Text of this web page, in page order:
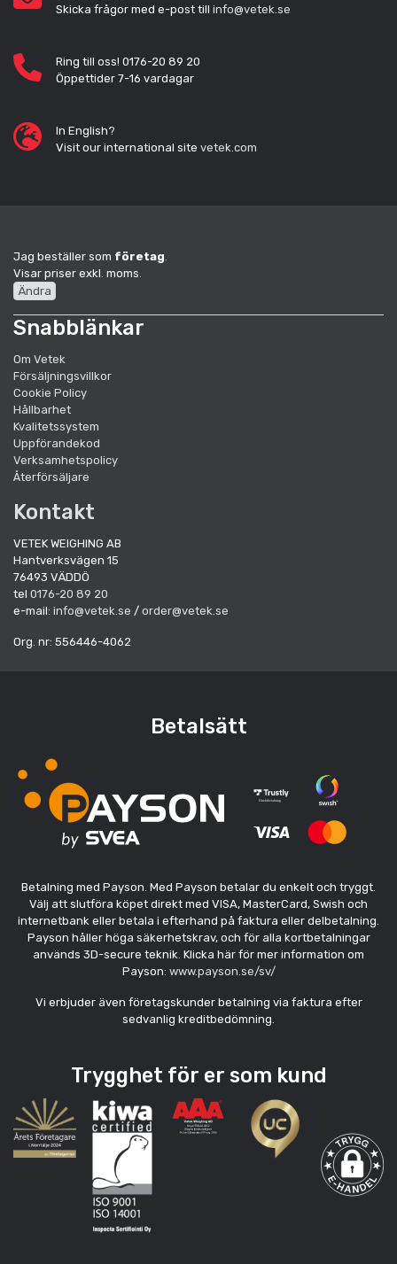
Skicka frågor med e-post till info@vetek.se
Ring till oss! 0176-20 89 20
Öppettider 7-16 vardagar
In English?
Visit our international site vetek.com
Jag beställer som företag
Visar priser exkl. moms.
Ändra
Snabblänkar
Om Vetek
Försäljningsvillkor
Cookie Policy
Hållbarhet
Kvalitetssystem
Uppförandekod
Verksamhetspolicy
Återförsäljare
Kontakt
VETEK WEIGHING AB
Hantverksvägen 15
76493 VÄDDÖ
tel 0176-20 89 20
e-mail: info@vetek.se / order@vetek.se
Org. nr: 556446-4062
Betalsätt
Betalning med Payson. Med Payson betalar du enkelt och tryggt.
Välj att slutföra köpet direkt med VISA, MasterCard, Swish och
internetbank eller betala i efterhand på faktura eller delbetalning.
Payson håller höga säkerhetskrav, och för alla kortbetalningar
används 3D-secure teknik. Klicka här för mer information om
Payson: www.payson.se/sv/
Vi erbjuder även företagskunder betalning via faktura efter
sedvanlig kreditbedömning.
Trygghet för er som kund